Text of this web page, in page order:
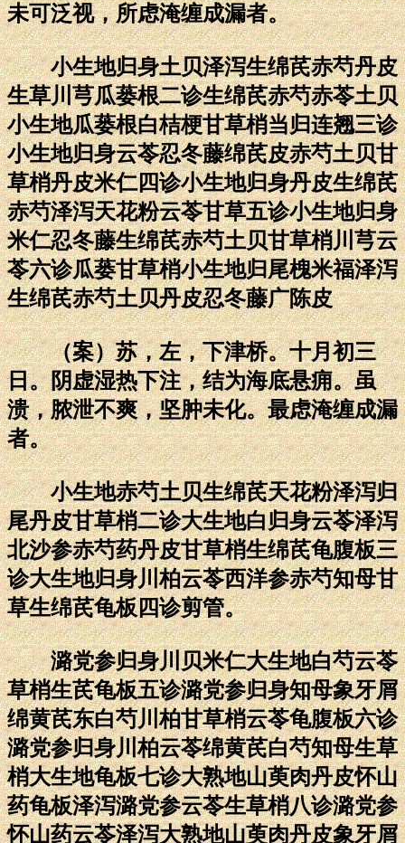
未可泛视，所虑淹缠成漏者。
小生地归身土贝泽泻生绵芪赤芍丹皮
生草川芎瓜蒌根二诊生绵芪赤芍赤苓土贝
小生地瓜蒌根白桔梗甘草梢当归连翘三诊
小生地归身云苓忍冬藤绵芪皮赤芍土贝甘
草梢丹皮米仁四诊小生地归身丹皮生绵芪
赤芍泽泻天花粉云苓甘草五诊小生地归身
米仁忍冬藤生绵芪赤芍土贝甘草梢川芎云
苓六诊瓜蒌甘草梢小生地归尾槐米福泽泻
生绵芪赤芍土贝丹皮忍冬藤广陈皮
（案）苏，左，下津桥。十月初三
日。阴虚湿热下注，结为海底悬痈。虽
溃，脓泄不爽，坚肿未化。最虑淹缠成漏
者。
小生地赤芍土贝生绵芪天花粉泽泻归
尾丹皮甘草梢二诊大生地白归身云苓泽泻
北沙参赤芍药丹皮甘草梢生绵芪龟腹板三
诊大生地归身川柏云苓西洋参赤芍知母甘
草生绵芪龟板四诊剪管。
潞党参归身川贝米仁大生地白芍云苓
草梢生芪龟板五诊潞党参归身知母象牙屑
绵黄芪东白芍川柏甘草梢云苓龟腹板六诊
潞党参归身川柏云苓绵黄芪白芍知母生草
梢大生地龟板七诊大熟地山萸肉丹皮怀山
药龟板泽泻潞党参云苓生草梢八诊潞党参
怀山药云苓泽泻大熟地山萸肉丹皮象牙屑